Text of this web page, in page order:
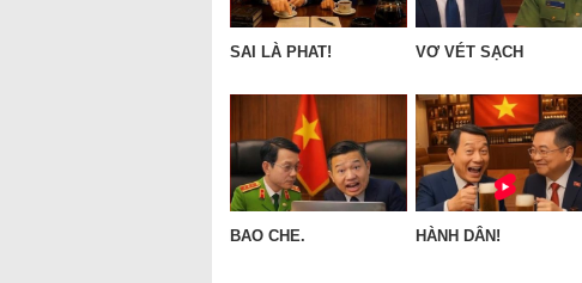
SAI LÀ PHAT! VƠ VÉT SẠCH
BAO CHE. HÀNH DÂN!